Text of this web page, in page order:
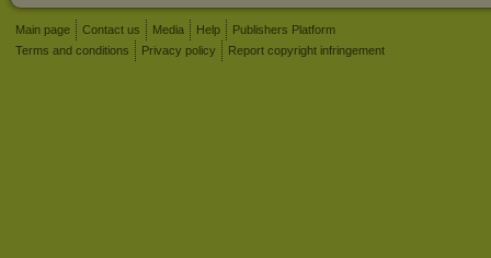
Main page Contact us Media Help
Publishers Platform
Terms and conditions
Privacy policy Report copyright infringement